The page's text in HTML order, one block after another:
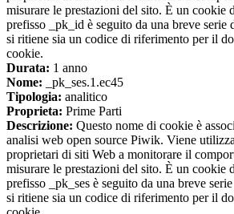
misurare le prestazioni del sito. È un cookie
prefisso _pk_id è seguito da una breve serie
si ritiene sia un codice di riferimento per il
cookie.
Durata: 1 anno
Nome: _pk_ses.1.ec45
Tipologia: analitico
Proprieta: Prime Parti
Descrizione: Questo nome di cookie è
analisi web open source Piwik. Viene
proprietari di siti Web a monitorare il
misurare le prestazioni del sito. È un cookie
prefisso _pk_ses è seguito da una breve
si ritiene sia un codice di riferimento per il